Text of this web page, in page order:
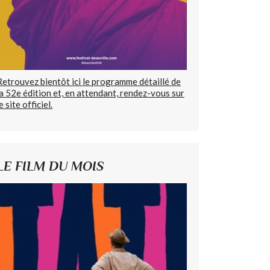
bientôt ici le programme détaillé de
52e édition et, en attendant, rendez-vous sur
site officiel.
FILM DU MOIS